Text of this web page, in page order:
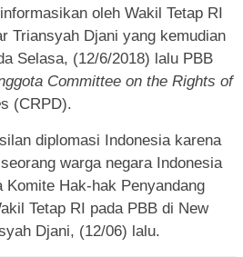
oleh Wakil Tetap RI
Triansyah Djani yang kemudian
Selasa, (12/6/2018) lalu PBB
Committee on the Rights of
s (CRPD).
diplomasi Indonesia karena
warga negara Indonesia
Komite Hak-hak Penyandang
Tetap RI pada PBB di New
Djani, (12/06) lalu.